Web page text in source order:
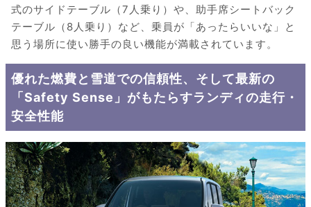
式のサイドテーブル（7人乗り）や、助手席シートバック
テーブル（8人乗り）など、乗員が「あったらいいな」と
思う場所に使い勝手の良い機能が満載されています。
優れた燃費と雪道での信頼性、そして最新の
「Safety Sense」がもたらすランディの走行・
安全性能